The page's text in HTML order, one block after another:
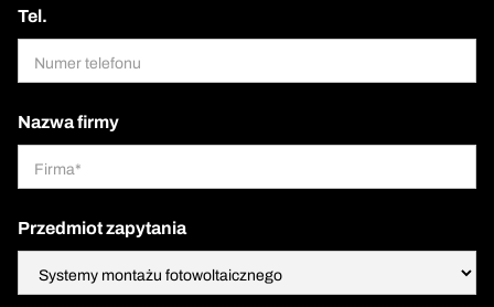
Tel.
Nazwa firmy
Przedmiot zapytania